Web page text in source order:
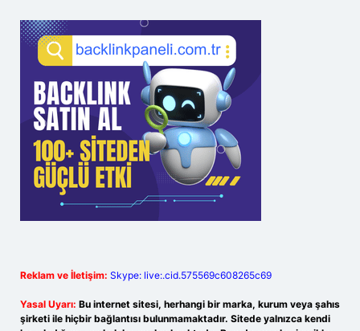
Reklam ve İletişim: Skype: live:.cid.575569c608265c69
Yasal Uyarı: Bu internet sitesi, herhangi bir marka, kurum veya şahıs
şirketi ile hiçbir bağlantısı bulunmamaktadır. Sitede yalnızca kendi